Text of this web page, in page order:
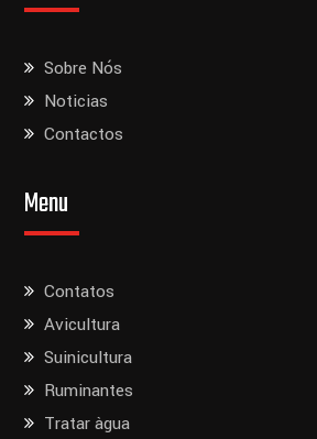
Sobre Nós
Noticias
Contactos
Menu
Contatos
Avicultura
Suinicultura
Ruminantes
Tratar àgua